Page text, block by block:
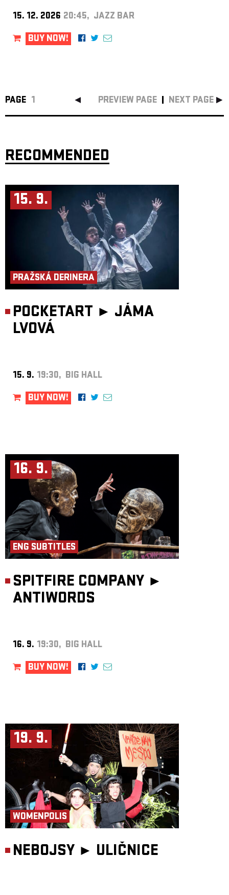
15. 12. 2026 20:45, JAZZ BAR
BUY NOW!
PAGE 1 PREVIEW PAGE NEXT PAGE
RECOMMENDED
15. 9.
PRAŽSKÁ DERINERA
POCKETART ► JÁMA
LVOVÁ
15. 9. 19:30, BIG HALL
BUY NOW!
16. 9.
ENG SUBTITLES
SPITFIRE COMPANY ►
ANTIWORDS
16. 9. 19:30, BIG HALL
BUY NOW!
19. 9.
WOMENPOLIS
NEBOJSY ► ULIČNICE